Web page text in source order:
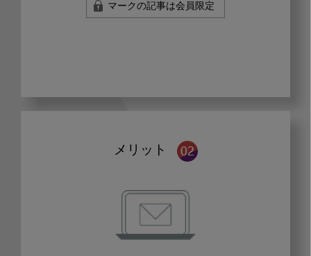
マークの記事は会員限定
メリット